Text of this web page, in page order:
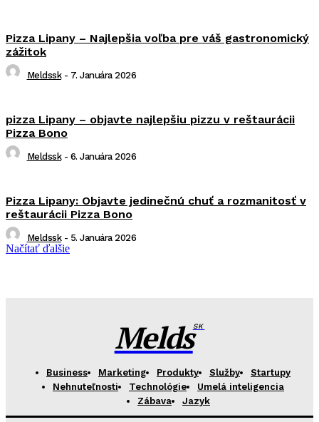
Pizza Lipany – Najlepšia voľba pre váš gastronomický
zážitok
Meldssk - 7. Januára 2026
pizza Lipany – objavte najlepšiu pizzu v reštaurácii
Pizza Bono
Meldssk - 6. Januára 2026
Pizza Lipany: Objavte jedinečnú chuť a rozmanitosť v
reštaurácii Pizza Bono
Meldssk - 5. Januára 2026
Načítať ďalšie
MeldsSK
Business Marketing Produkty Služby
Startupy
Nehnuteľnosti
Technológie
Umelá inteligencia
Zábava
Jazyk